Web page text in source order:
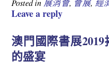
Posted in 展消會, 會展, 經
Leave a reply
澳門國際書展
的盛宴